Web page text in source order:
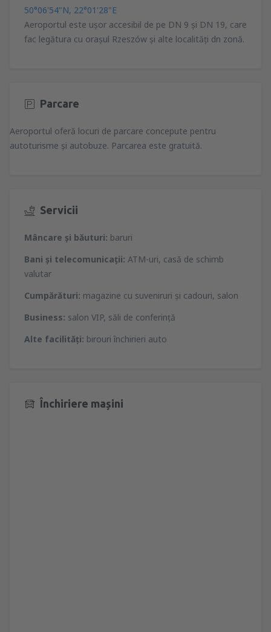
50°06'54"N, 22°01'28"E
Aeroportul este uşor accesibil de pe DN 9 şi DN 19, care
fac legătura cu oraşul Rzeszów şi alte localităţi dn zonă.
Parcare
Aeroportul oferă locuri de parcare concepute pentru
autoturisme şi autobuze. Parcarea este gratuită.
Servicii
Mâncare şi băuturi: baruri
Bani şi telecomunicaţii: ATM-uri, casă de schimb
valutar
Cumpărături: magazine cu suveniruri şi cadouri, salon
Business: salon VIP, săli de conferinţă
Alte facilităţi: birouri închirieri auto
Închiriere mașini